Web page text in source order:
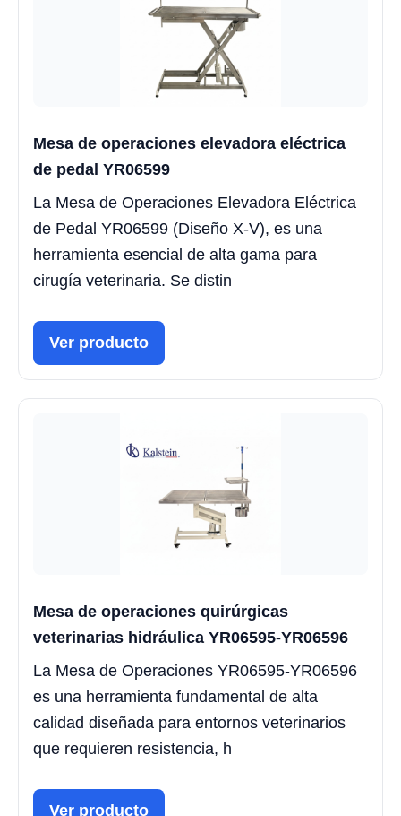
Mesa de operaciones elevadora eléctrica
de pedal YR06599
La Mesa de Operaciones Elevadora Eléctrica
de Pedal YR06599 (Diseño X-V), es una
herramienta esencial de alta gama para
cirugía veterinaria. Se distin
Ver producto
Mesa de operaciones quirúrgicas
veterinarias hidráulica YR06595-YR06596
La Mesa de Operaciones YR06595-YR06596
es una herramienta fundamental de alta
calidad diseñada para entornos veterinarios
que requieren resistencia, h
Ver producto